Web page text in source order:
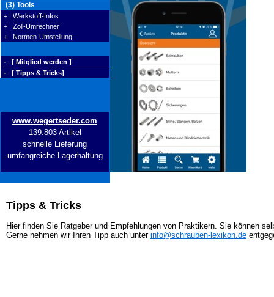
(3) Tools
+ Werkstoff-Infos
+ Zoll-Umrechner
+ Normen-Umstellung
- [ Mitglied werden ]
- [ Tipps & Tricks]
www.wegertseder.com
139.803 Artikel
schnelle Lieferung
umfangreiche Lagerhaltung
Tipps & Tricks
Hier finden Sie Ratgeber und Empfehlungen von Praktikern. Sie können
Gerne nehmen wir Ihren Tipp auch unter info@schrauben-lexikon.de